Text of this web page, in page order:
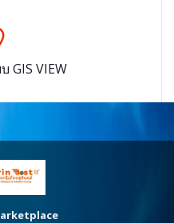
GIS VIEW